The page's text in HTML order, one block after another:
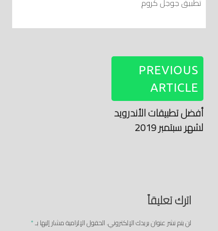
تطبيق جوجل كروم
PREVIOUS
ARTICLE
أفضل تطبيقات الأندرويد
لشهر سبتمبر 2019
اترك تعليقاً
لن يتم نشر عنوان بريدك الإلكتروني.الحقول الإلزامية مشار إليها بـ*